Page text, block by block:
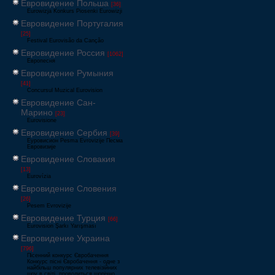
Евровидение Польша [36]
Eurowizja Konkurs Piosenki Eurowizji
Евровидение Португалия
[25]
Festival Eurovisão da Canção
Евровидение Россия [1062]
Европесня
Евровидение Румыния
[41]
Concursul Muzical Eurovision
Евровидение Сан-
Марино [23]
Eurovisione
Евровидение Сербия [39]
Еуровисион Pesma Evrovizije Песма
Евровизије
Евровидение Словакия
[13]
Eurovízia
Евровидение Словения
[26]
Pesem Evrovizije
Евровидение Турция [66]
Eurovision Şarkı Yarışması
Евровидение Украина
[796]
Пісенний конкурс Євробачення
Конкурс пісні Євробачення - одне з
найбільш популярних телевізійних
шоу в світі, проводиться щорічно,